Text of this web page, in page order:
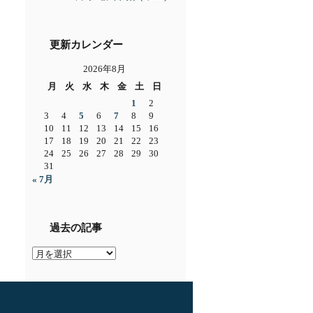
更新カレンダー
2026年8月
月
火 水 木 金 土
日
1
2
3
4 5 6 7 8
9
10
11 12 13 14 15
16
17
18 19 20 21 22
23
24
25 26 27 28 29
30
31
« 7月
過去の記事
過